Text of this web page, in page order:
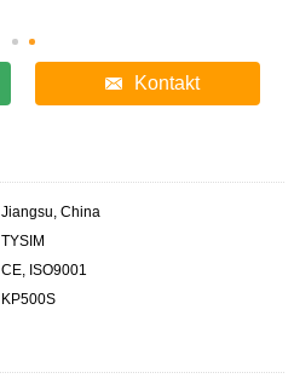
Kontakt
Jiangsu, China
TYSIM
CE, ISO9001
KP500S